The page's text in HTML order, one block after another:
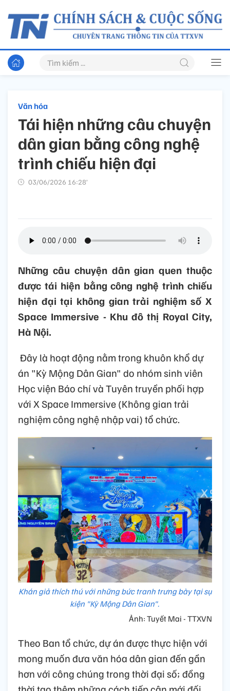
Văn hóa
Tái hiện những câu chuyện
dân gian bằng công nghệ
trình chiếu hiện đại
03/06/2026 16:28’
Những câu chuyện dân gian quen thuộc
được tái hiện bằng công nghệ trình chiếu
hiện đại tại không gian trải nghiệm số X
Space Immersive - Khu đô thị Royal City,
Hà Nội.
Đây là hoạt động nằm trong khuôn khổ dự
án "Kỳ Mộng Dân Gian" do nhóm sinh viên
Học viện Báo chí và Tuyên truyền phối hợp
với X Space Immersive (Không gian trải
nghiệm công nghệ nhập vai) tổ chức.
Khán giả thích thú với những bức tranh trưng bày tại sự
kiện "Kỳ Mộng Dân Gian".
Ảnh: Tuyết Mai - TTXVN
Theo Ban tổ chức, dự án được thực hiện với
mong muốn đưa văn hóa dân gian đến gần
hơn với công chúng trong thời đại số; đồng